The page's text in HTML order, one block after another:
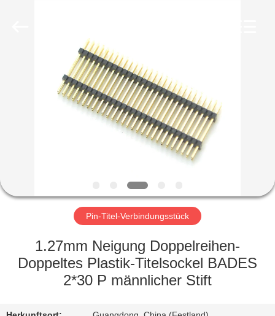
PRODUKTE
FABRIK-
AUSFLUG
QUALITÄTSKONTROLLE
Pin-Titel-Verbindungsstück
1.27mm Neigung Doppelreihen-
Doppeltes Plastik-Titelsockel BADES
2*30 P männlicher Stift